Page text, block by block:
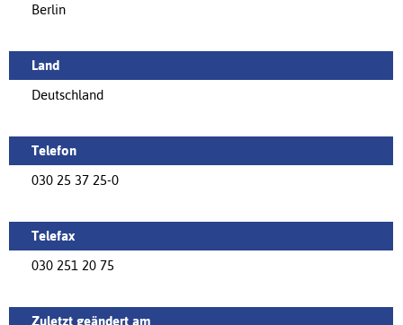
Berlin
Land
Deutschland
Telefon
030 25 37 25-0
Telefax
030 251 20 75
Zuletzt geändert am